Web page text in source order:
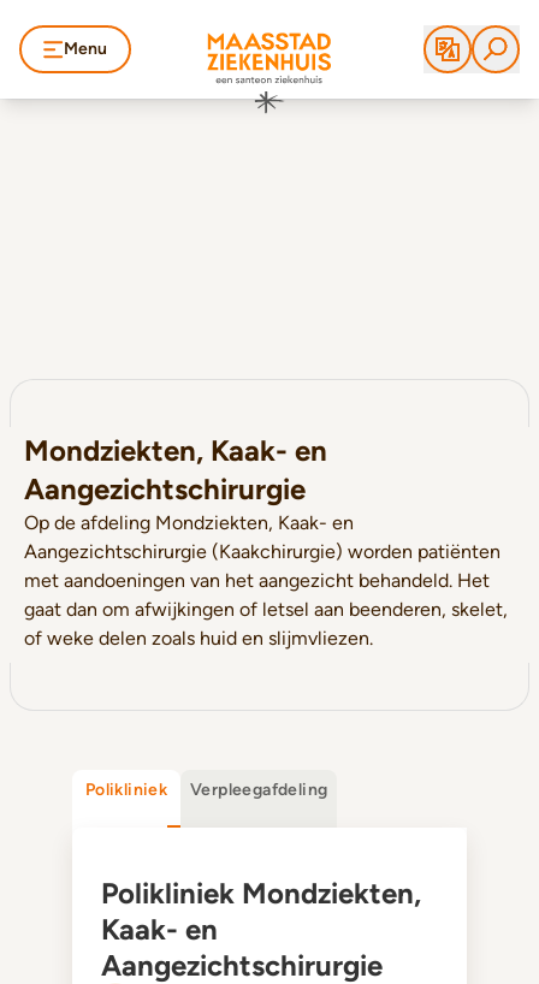
Menu
Mondziekten, Kaak- en
Aangezichtschirurgie
Op de afdeling Mondziekten, Kaak- en
Aangezichtschirurgie (Kaakchirurgie) worden patiënten
met aandoeningen van het aangezicht behandeld. Het
gaat dan om afwijkingen of letsel aan beenderen, skelet,
of weke delen zoals huid en slijmvliezen.
Polikliniek Verpleegafdeling
Polikliniek Mondziekten,
Kaak- en
Aangezichtschirurgie